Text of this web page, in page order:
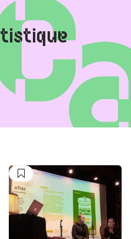
Suivre